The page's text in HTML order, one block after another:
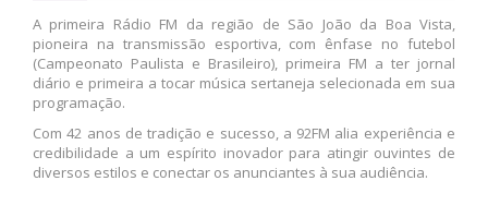
A primeira Rádio FM da região de São João da Boa Vista,
pioneira na transmissão esportiva, com ênfase no futebol
(Campeonato Paulista e Brasileiro), primeira FM a ter jornal
diário e primeira a tocar música sertaneja selecionada em sua
programação.
Com 42 anos de tradição e sucesso, a 92FM alia experiência e
credibilidade a um espírito inovador para atingir ouvintes de
diversos estilos e conectar os anunciantes à sua audiência.